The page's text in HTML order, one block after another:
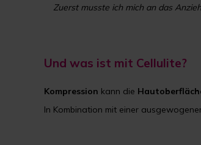
Zuerst musste ich mich an das
Und was ist mit Cellulite?
Kompression kann die
In Kombination mit einer